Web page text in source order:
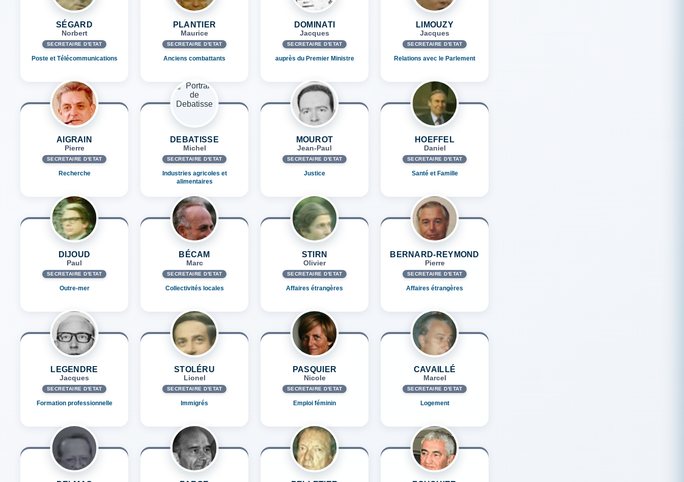
SÉGARD
Norbert
SECRÉTAIRE D'ETAT
Poste et Télécommunications
PLANTIER
Maurice
SECRÉTAIRE D'ETAT
Anciens combattants
DOMINATI
Jacques
SECRÉTAIRE D'ETAT
auprès du Premier Ministre
LIMOUZY
Jacques
SECRÉTAIRE D'ETAT
Relations avec le Parlement
AIGRAIN
Pierre
SECRÉTAIRE D'ETAT
Recherche
DEBATISSE
Michel
SECRÉTAIRE D'ETAT
Industries agricoles et
alimentaires
MOUROT
Jean-Paul
SECRÉTAIRE D'ETAT
Justice
HOEFFEL
Daniel
SECRÉTAIRE D'ETAT
Santé et Famille
DIJOUD
Paul
SECRÉTAIRE D'ETAT
Outre-mer
BÉCAM
Marc
SECRÉTAIRE D'ETAT
Collectivités locales
STIRN
Olivier
SECRÉTAIRE D'ETAT
Affaires étrangères
BERNARD-REYMOND
Pierre
SECRÉTAIRE D'ETAT
Affaires étrangères
LEGENDRE
Jacques
SECRÉTAIRE D'ETAT
Formation professionnelle
STOLÉRU
Lionel
SECRÉTAIRE D'ETAT
Immigrés
PASQUIER
Nicole
SECRÉTAIRE D'ETAT
Emploi féminin
CAVAILLÉ
Marcel
SECRÉTAIRE D'ETAT
Logement